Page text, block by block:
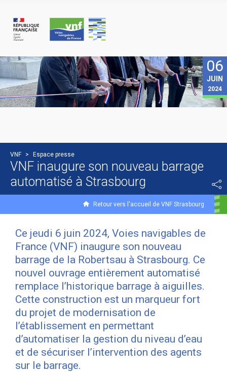
06
JUIN
2024
VNF > Espace presse
VNF inaugure son nouveau barrage
automatisé à Strasbourg
Retour vers l'accueil de VNF Strasbourg
Ce jeudi 6 juin 2024, Voies navigables de
France (VNF) inaugure son nouveau
barrage de la Robertsau à Strasbourg. Ce
nouvel ouvrage entièrement automatisé
remplace l’historique barrage à aiguilles.
Cette construction est un marqueur fort
du projet de modernisation de
l’établissement en permettant
d’automatiser la gestion du niveau d’eau
et de sécuriser l’intervention des agents
sur le barrage.